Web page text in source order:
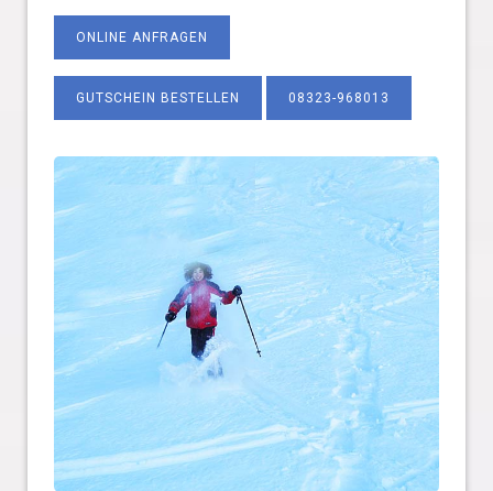
ONLINE ANFRAGEN
GUTSCHEIN BESTELLEN 08323-968013